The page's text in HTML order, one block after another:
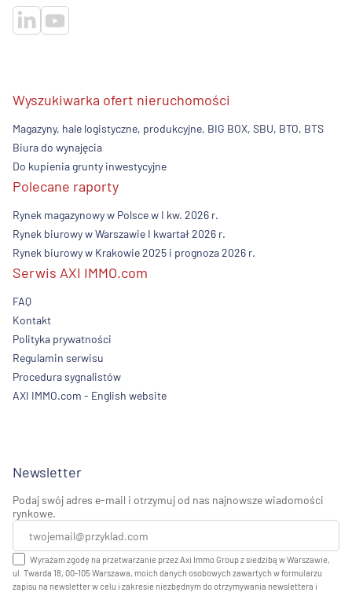
Wyszukiwarka ofert nieruchomości
Magazyny, hale logistyczne, produkcyjne, BIG BOX, SBU, BTO, BTS
Biura do wynajęcia
Do kupienia grunty inwestycyjne
Polecane raporty
Rynek magazynowy w Polsce w I kw. 2026 r.
Rynek biurowy w Warszawie I kwartał 2026 r.
Rynek biurowy w Krakowie 2025 i prognoza 2026 r.
Serwis AXI IMMO.com
FAQ
Kontakt
Polityka prywatności
Regulamin serwisu
Procedura sygnalistów
AXI IMMO.com - English website
Newsletter
Podaj swój adres e-mail i otrzymuj od nas najnowsze wiadomości
rynkowe.
Wyrażam zgodę na przetwarzanie przez Axi Immo Group z siedzibą w Warszawie,
ul. Twarda 18, 00-105 Warszawa, moich danych osobowych zawartych w formularzu
zapisu na newsletter w celu i zakresie niezbędnym do otrzymywania newslettera i